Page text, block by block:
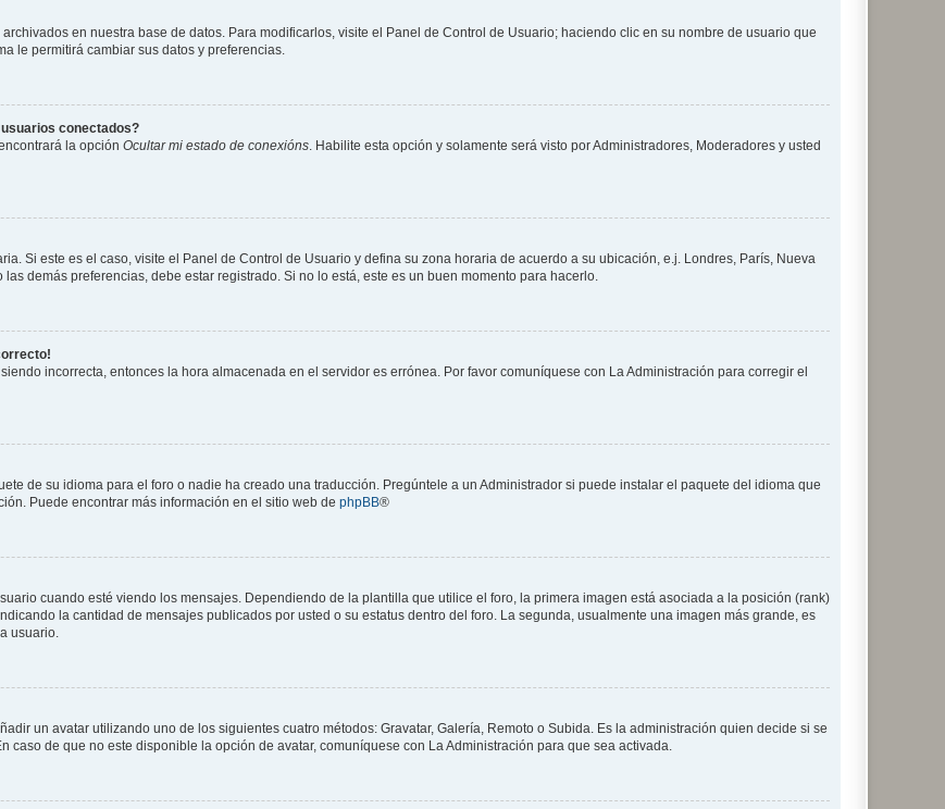
en nuestra base de datos. Para modificarlos, visite el Panel de Control de Usuario; haciendo clic en su nombre de usuario que
le permitirá cambiar sus datos y preferencias.
conectados?
la opción Ocultar mi estado de conexións . Habilite esta opción y solamente será visto por Administradores, Moderadores y usted
Si este es el caso, visite el Panel de Control de Usuario y defina su zona horaria de acuerdo a su ubicación, e.j. Londres, París, Nueva
demás preferencias, debe estar registrado. Si no lo está, este es un buen momento para hacerlo.
incorrecta, entonces la hora almacenada en el servidor es errónea. Por favor comuníquese con La Administración para corregir el
de su idioma para el foro o nadie ha creado una traducción. Pregúntele a un Administrador si puede instalar el paquete del idioma que
Puede encontrar más información en el sitio web de phpBB®
cuando esté viendo los mensajes. Dependiendo de la plantilla que utilice el foro, la primera imagen está asociada a la posición (rank)
la cantidad de mensajes publicados por usted o su estatus dentro del foro. La segunda, usualmente una imagen más grande, es
usuario.
un avatar utilizando uno de los siguientes cuatro métodos: Gravatar, Galería, Remoto o Subida. Es la administración quien decide si se
de que no este disponible la opción de avatar, comuníquese con La Administración para que sea activada.